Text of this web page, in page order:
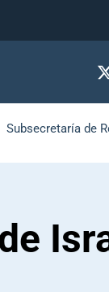
Subsecretaría de